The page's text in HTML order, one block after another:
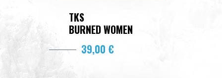
TKS
BURNED WOMEN
39,00 €